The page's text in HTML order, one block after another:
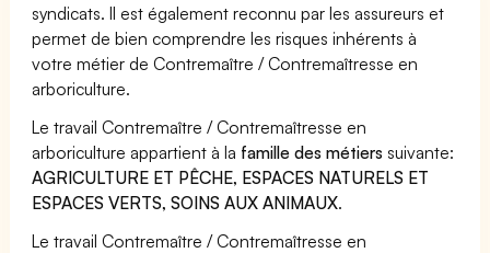
syndicats. Il est également reconnu par les assureurs et
permet de bien comprendre les risques inhérents à
votre métier de Contremaître / Contremaîtresse en
arboriculture.
Le travail Contremaître / Contremaîtresse en
arboriculture appartient à la famille des métiers suivante:
AGRICULTURE ET PÊCHE, ESPACES NATURELS ET
ESPACES VERTS, SOINS AUX ANIMAUX.
Le travail Contremaître / Contremaîtresse en